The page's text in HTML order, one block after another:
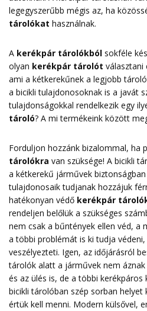
legegyszerűbb mégis az, ha
tárolókat használnak.
A kerékpár tárolókból sokféle
olyan kerékpár tárolót választani
ami a kétkerekűnek a legjobb
a bicikli tulajdonosoknak is a javát
tulajdonságokkal rendelkezik egy
tároló? A mi termékeink között
Forduljon hozzánk bizalommal, ha
tárolókra van szüksége! A bicikli
a kétkerekű járművek
tulajdonosaik tudjanak hozzájuk
hatékonyan védő kerékpár
rendeljen belőlük a szükséges
nem csak a bűntények ellen véd, a
a többi problémát is ki tudja
veszélyezteti. Igen, az időjárásról
tárolók alatt a járművek nem
és az ülés is, de a többi
bicikli tárolóban szép sorban helyet
értük kell menni. Modern külsővel,